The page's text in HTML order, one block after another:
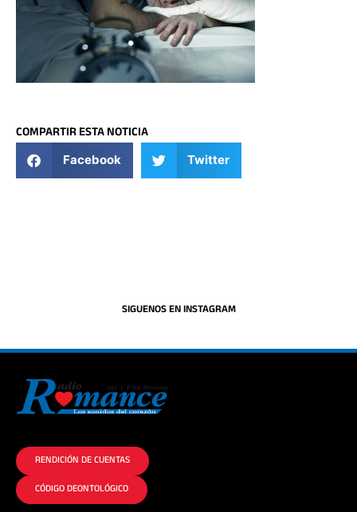
COMPARTIR ESTA NOTICIA
Facebook Twitter
SIGUENOS EN INSTAGRAM
RENDICIÓN DE CUENTAS
CÓDIGO DEONTOLÓGICO